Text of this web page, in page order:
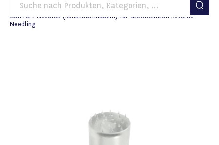
Startseite
Kosmetikgeräte
Comfort Needles (Kunststoffnadeln) für GlowSolution Reverse
Needling